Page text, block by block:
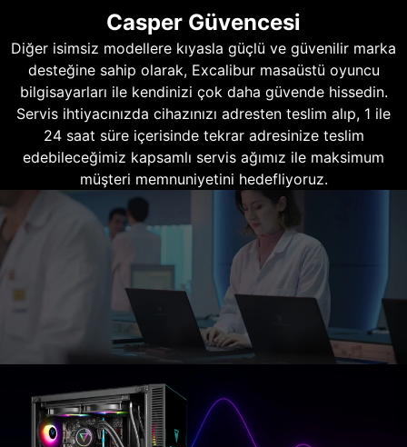
Casper Güvencesi
Diğer isimsiz modellere kıyasla güçlü ve güvenilir marka
desteğine sahip olarak, Excalibur masaüstü oyuncu
bilgisayarları ile kendinizi çok daha güvende hissedin.
Servis ihtiyacınızda cihazınızı adresten teslim alıp, 1 ile
24 saat süre içerisinde tekrar adresinize teslim
edebileceğimiz kapsamlı servis ağımız ile maksimum
müşteri memnuniyetini hedefliyoruz.